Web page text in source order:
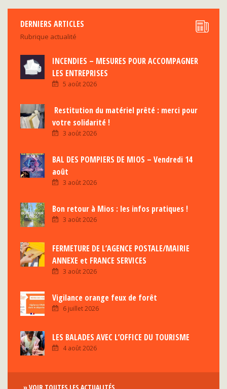
DERNIERS ARTICLES
Rubrique actualité
INCENDIES – MESURES POUR ACCOMPAGNER
LES ENTREPRISES
5 août 2026
Restitution du matériel prêté : merci pour
votre solidarité !
3 août 2026
BAL DES POMPIERS DE MIOS – Vendredi 14
août
3 août 2026
Bon retour à Mios : les infos pratiques !
3 août 2026
FERMETURE DE L’AGENCE POSTALE/MAIRIE
ANNEXE et FRANCE SERVICES
3 août 2026
Vigilance orange feux de forêt
6 juillet 2026
LES BALADES AVEC L’OFFICE DU TOURISME
4 août 2026